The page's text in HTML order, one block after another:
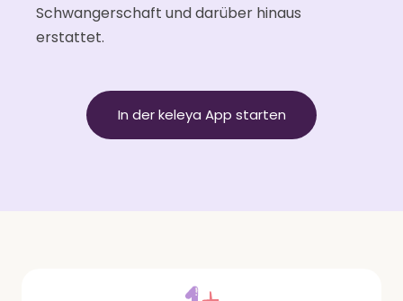
Schwangerschaft und darüber hinaus
erstattet.
In der keleya App starten